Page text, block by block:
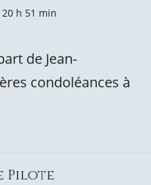
20 h 51 min
de Jean-
condoléances à
Pilote